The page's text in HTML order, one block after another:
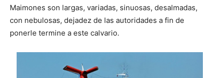
Maimones son largas, variadas, sinuosas, desalmadas,
con nebulosas, dejadez de las autoridades a fin de
ponerle termine a este calvario.